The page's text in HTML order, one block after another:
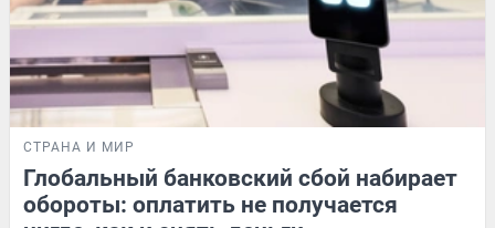
СТРАНА И МИР
Глобальный банковский сбой набирает
обороты: оплатить не получается